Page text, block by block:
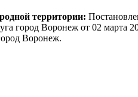
территории:
город Воронеж от 02 марта
Воронеж.